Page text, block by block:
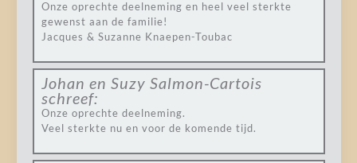
Onze oprechte deelneming en heel veel sterkte
gewenst aan de familie!
Jacques & Suzanne Knaepen-Toubac
Johan en Suzy Salmon-Cartois
schreef:
Onze oprechte deelneming.
Veel sterkte nu en voor de komende tijd.